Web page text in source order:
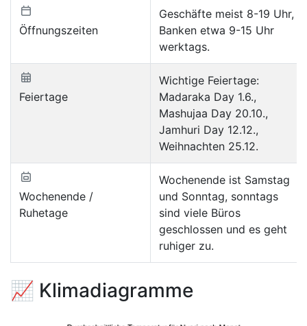
Öffnungszeiten
Geschäfte meist 8-19 Uhr,
Banken etwa 9-15 Uhr
werktags.
Feiertage
Wichtige Feiertage:
Madaraka Day 1.6.,
Mashujaa Day 20.10.,
Jamhuri Day 12.12.,
Weihnachten 25.12.
Wochenende /
Ruhetage
Wochenende ist Samstag
und Sonntag, sonntags
sind viele Büros
geschlossen und es geht
ruhiger zu.
📈 Klimadiagramme